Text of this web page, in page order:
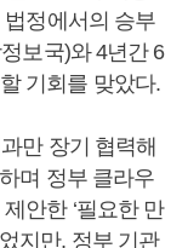
정에서의 승부
보국)와 4년간 6
기회를 맞았다.
만 장기 협력해
며 정부 클라우
안한 ‘필요한 만
지만, 정부 기관